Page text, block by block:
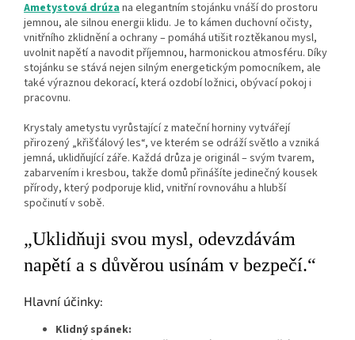
Ametystová drúzana elegantním stojánku vnáší do prostoru
jemnou, ale silnou energii klidu. Je to kámen duchovní očisty,
vnitřního zklidnění a ochrany – pomáhá utišit roztěkanou mysl,
uvolnit napětí a navodit příjemnou, harmonickou atmosféru. Díky
stojánku se stává nejen silným energetickým pomocníkem, ale
také výraznou dekorací, která ozdobí ložnici, obývací pokoj i
pracovnu.
Krystaly ametystu vyrůstající z mateční horniny vytvářejí
přirozený „křišťálový les“, ve kterém se odráží světlo a vzniká
jemná, uklidňující záře. Každá drůza je originál – svým tvarem,
zabarvením i kresbou, takže domů přinášíte jedinečný kousek
přírody, který podporuje klid, vnitřní rovnováhu a hlubší
spočinutí v sobě.
„Uklidňuji svou mysl, odevzdávám
napětí a s důvěrou usínám v bezpečí.“
Hlavní účinky:
Klidný spánek: